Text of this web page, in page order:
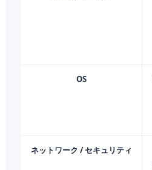
OS
ネットワーク / セキュリティ